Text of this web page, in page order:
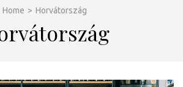
Home > Horvátország